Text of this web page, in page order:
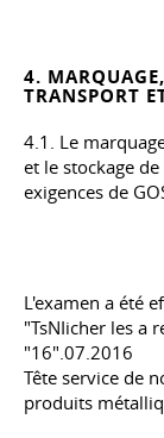
4.
TRANSPORT
4.1. Le
et le stockage
exigences de
L'examen a été
"TsNIicher les a
"16".07.2016
Tête service de
produits